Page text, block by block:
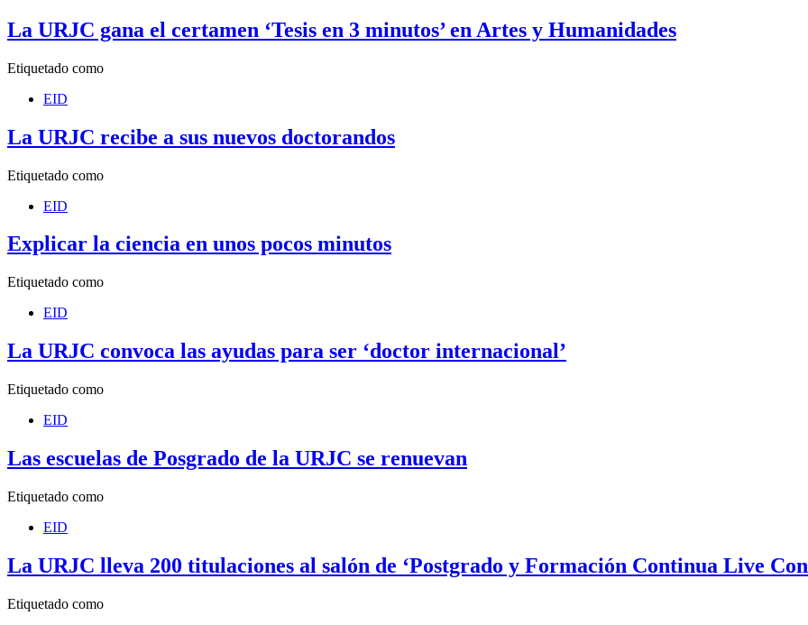
La URJC gana el certamen ‘Tesis en 3 minutos’ en Artes y Humanidades
Etiquetado como
EID
La URJC recibe a sus nuevos doctorandos
Etiquetado como
EID
Explicar la ciencia en unos pocos minutos
Etiquetado como
EID
La URJC convoca las ayudas para ser ‘doctor internacional’
Etiquetado como
EID
Las escuelas de Posgrado de la URJC se renuevan
Etiquetado como
EID
La URJC lleva 200 titulaciones al salón de ‘Postgrado y Formación Continua Live
Etiquetado como